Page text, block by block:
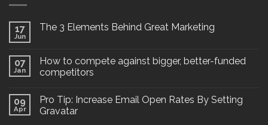
17
Jun
The 3 Elements Behind Great Marketing
07
Jan
How to compete against bigger, better-funded
competitors
09
Apr
Pro Tip: Increase Email Open Rates By Setting
Gravatar